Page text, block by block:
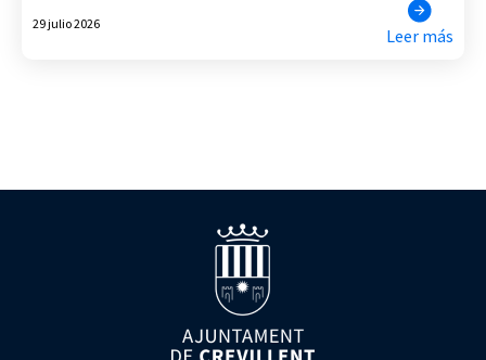
29 julio 2026
Leer más